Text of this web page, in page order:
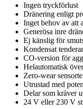
Ingen tryckförlust
Dränering enligt
Inget behov av att
Generösa inre
Ej känslig för
Kondensat
CO-version för
Helautomatisk
Zero-wear
Utrustad med
Delar som kräver
24 V eller 230 V